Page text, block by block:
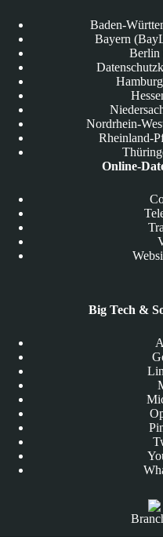
Baden-
Bayern
Nordrhein-
Rheinland-
Online-
Big Tech &